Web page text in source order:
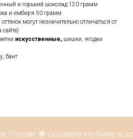
и горький шоколад 120 грамм
и имбиря 50 грамм
могут незначительно отличаться от
сайте)
искусственные, шишки, ягодки
бант
🍓 Создаёте клубнику в